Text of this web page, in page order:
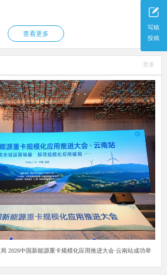
写稿
投稿
查看更多
更多
2026中国新能源重卡规模化应用推进大会·云南站成功举